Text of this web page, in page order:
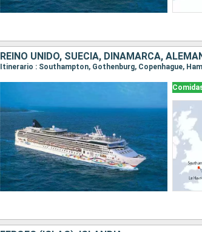
REINO UNIDO, SUECIA, DINAMARCA,
Itinerario : Southampton, Gothenburg, Copenhague,